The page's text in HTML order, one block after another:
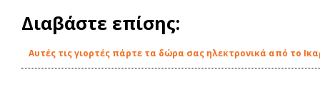
Διαβάστε επίσης:
Αυτές τις γιορτές πάρτε τα δώρα σας ηλεκτρονικά από το